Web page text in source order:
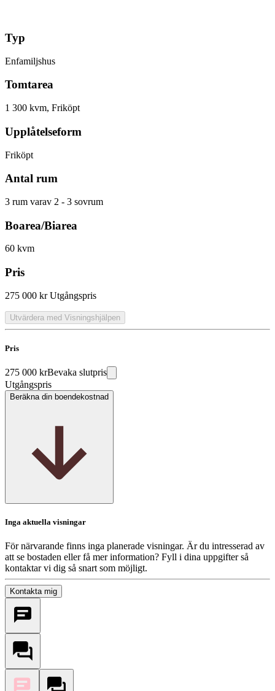
Typ
Enfamiljshus
Tomtarea
1 300 kvm, Friköpt
Upplåtelseform
Friköpt
Antal rum
3 rum varav 2 - 3 sovrum
Boarea/Biarea
60 kvm
Pris
275 000 kr Utgångspris
Utvärdera med Visningshjälpen
Pris
275 000 krBevaka slutpris
Utgångspris
Beräkna din boendekostnad
Inga aktuella visningar
För närvarande finns inga planerade visningar. Är du intresserad av
att se bostaden eller få mer information? Fyll i dina uppgifter så
kontaktar vi dig så snart som möjligt.
Kontakta mig